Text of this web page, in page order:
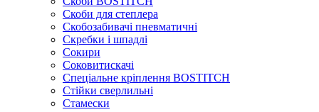
Скоби для степлера
Скобозабивачі пневматичні
Скребки і шпадлі
Сокири
Соковитискачі
Спеціальне кріплення BOSTITCH
Стійки сверлильні
Стамески